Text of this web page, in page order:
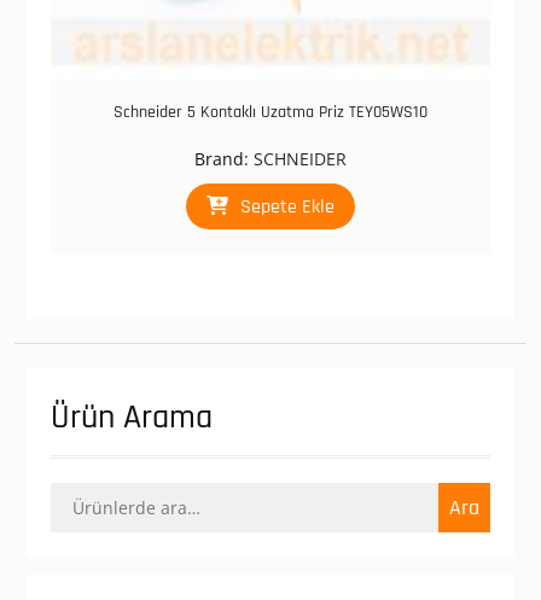
Schneider 5 Kontaklı Uzatma Priz TEY05WS10
Brand: SCHNEIDER
Sepete Ekle
Ürün Arama
Ara: Ara